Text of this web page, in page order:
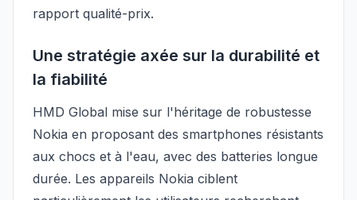
rapport qualité-prix.
Une stratégie axée sur la durabilité et
la fiabilité
HMD Global mise sur l'héritage de robustesse
Nokia en proposant des smartphones résistants
aux chocs et à l'eau, avec des batteries longue
durée. Les appareils Nokia ciblent